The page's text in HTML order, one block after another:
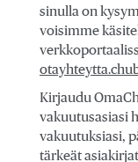
sinulla on
voisimme
Kirjaudu
vakuutusasiasi
vakuutuksiasi,
tärkeät